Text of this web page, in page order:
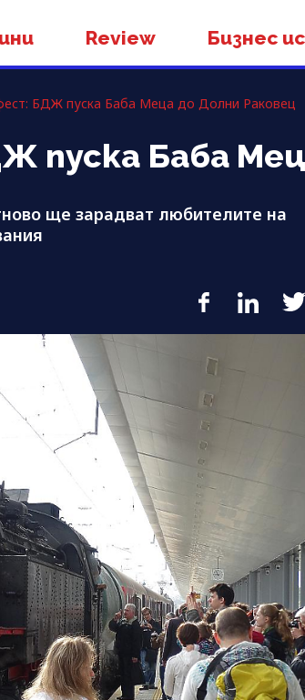
Review Бизнес
БДЖ пуска Баба Меца до Долни Раковец
пуска Баба
ще зарадват любителите на